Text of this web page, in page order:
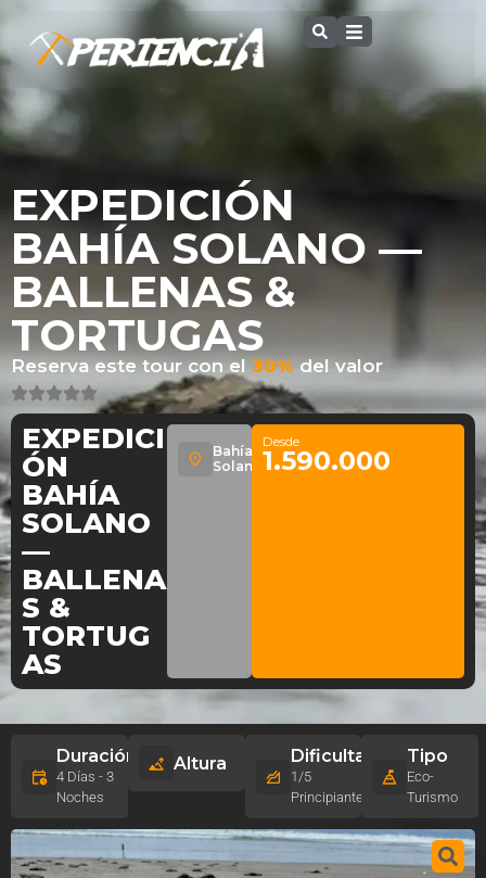
EXPEDICIÓN
BAHÍA SOLANO —
BALLENAS &
TORTUGAS
Reserva este tour con el 30% del valor
EXPEDICI
ÓN
BAHÍA
SOLANO
—
BALLENA
S &
TORTUG
AS
Bahía
Solano
Desde
1.590.000
Duración
4 Días - 3
Noches
Altura Dificultad
1/5
Principiante
Tipo
Eco-
Turismo